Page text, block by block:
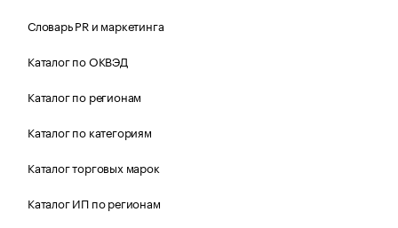
Словарь PR и маркетинга
Каталог по ОКВЭД
Каталог по регионам
Каталог по категориям
Каталог торговых марок
Каталог ИП по регионам